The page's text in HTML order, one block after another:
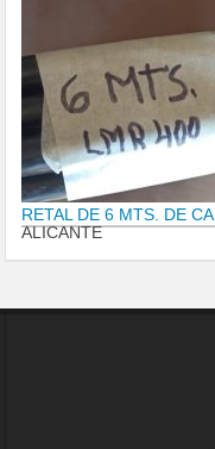
RETAL DE 6 MTS. DE
ALICANTE